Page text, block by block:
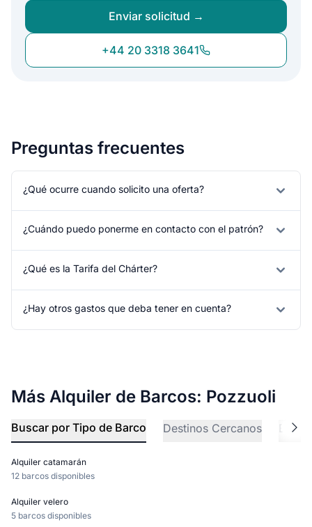
Enviar solicitud →
+44 20 3318 3641
Preguntas frecuentes
¿Qué ocurre cuando solicito una oferta?
¿Cuándo puedo ponerme en contacto con el patrón?
¿Qué es la Tarifa del Chárter?
¿Hay otros gastos que deba tener en cuenta?
Más Alquiler de Barcos: Pozzuoli
Buscar por Tipo de Barco Destinos Cercanos
Alquiler catamarán
12 barcos disponibles
Alquiler velero
5 barcos disponibles